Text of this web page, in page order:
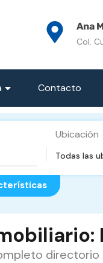
Ana
Col.
Contacto
Ubicación
Todas las